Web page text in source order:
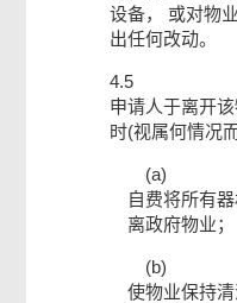
设备， 或对物
出任何改动。
4.5
申请人于离开
时(视属何情况
(a)
自费将所有
离政府物业；
(b)
使物业保持